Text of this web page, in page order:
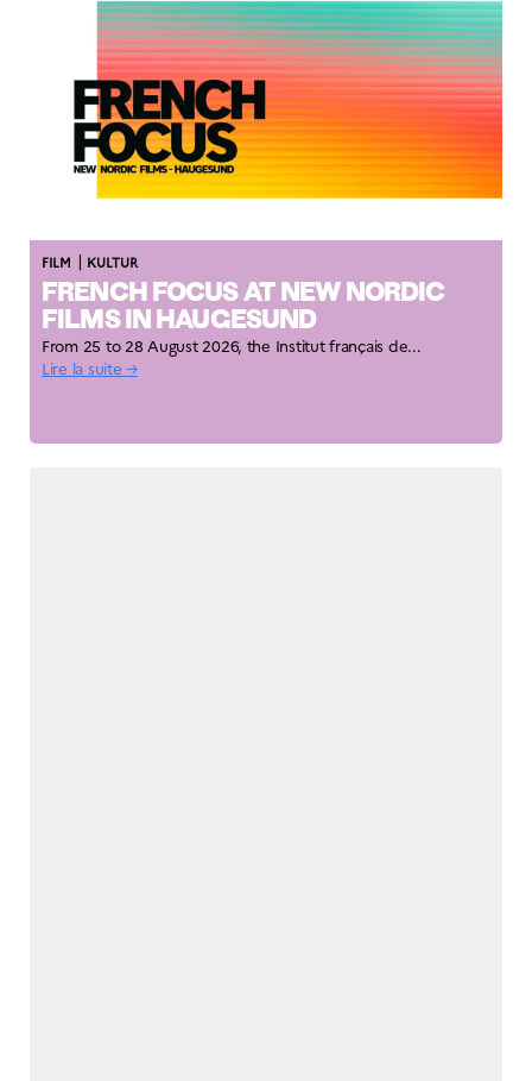
FILM | KULTUR
FRENCH FOCUS AT NEW NORDIC
FILMS IN HAUGESUND
From 25 to 28 August 2026, the Institut français de...
Lire la suite →